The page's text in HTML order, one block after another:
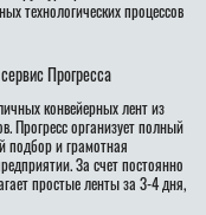
технологических процессов
Прогресса
конвейерных лент из
Прогресс организует полный
подбор и грамотная
За счет постоянно
простые ленты за 3-4 дня,